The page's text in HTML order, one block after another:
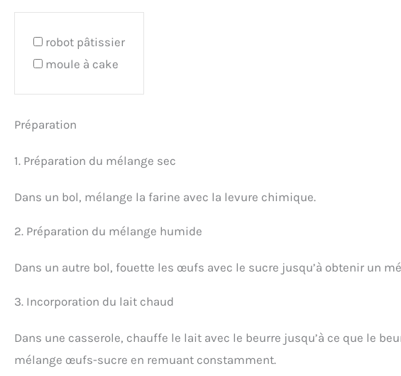
robot pâtissier
moule à cake
Préparation
1. Préparation du mélange sec
Dans un bol, mélange la farine avec la levure chimique.
2. Préparation du mélange humide
Dans un autre bol, fouette les œufs avec le sucre jusqu’à obtenir un
3. Incorporation du lait chaud
Dans une casserole, chauffe le lait avec le beurre jusqu’à ce que le
mélange œufs-sucre en remuant constamment.